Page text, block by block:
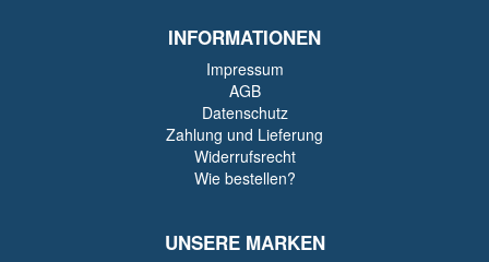
INFORMATIONEN
Impressum
AGB
Datenschutz
Zahlung und Lieferung
Widerrufsrecht
Wie bestellen?
UNSERE MARKEN